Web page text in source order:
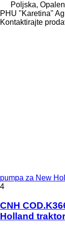
Poljska,
PHU "Karetina"
Kontaktirajte
pumpa za New
4
CNH
Holland